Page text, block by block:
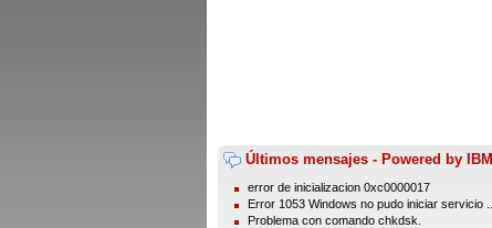
Últimos mensajes - Powered by IBM
error de inicializacion 0xc0000017
Error 1053 Windows no pudo iniciar servicio ...
Problema con comando chkdsk.